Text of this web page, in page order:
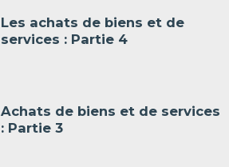
Les achats de biens et de
services : Partie 4
Achats de biens et de services
: Partie 3